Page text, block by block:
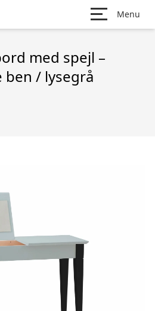
Menu
med spejl –
ben / lysegrå